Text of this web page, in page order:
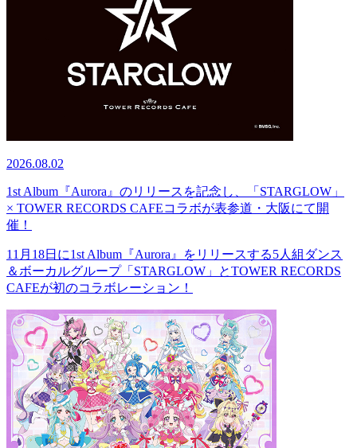
2026.08.02
1st Album『Aurora』のリリースを記念し、「STARGLOW」
× TOWER RECORDS CAFEコラボが表参道・大阪にて開
催！
11月18日に1st Album『Aurora』をリリースする5人組ダンス
＆ボーカルグループ「STARGLOW」とTOWER RECORDS
CAFEが初のコラボレーション！